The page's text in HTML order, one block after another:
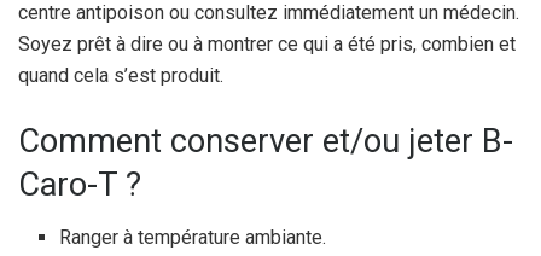
centre antipoison ou consultez immédiatement un médecin.
Soyez prêt à dire ou à montrer ce qui a été pris, combien et
quand cela s’est produit.
Comment conserver et/ou jeter B-
Caro-T ?
Ranger à température ambiante.